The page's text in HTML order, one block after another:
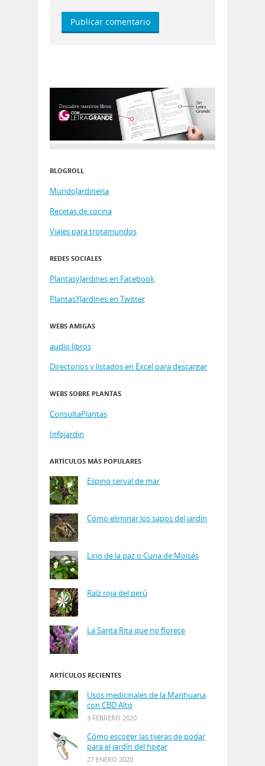
BLOGROLL
MundoJardineria
Recetas de cocina
Viajes para trotamundos
REDES SOCIALES
PlantasyJardines en Facebook
PlantasYJardines en Twitter
WEBS AMIGAS
audio libros
Directorios y listados en Excel para descargar
WEBS SOBRE PLANTAS
ConsultaPlantas
Infojardin
ARTÍCULOS MÁS POPULARES
Espino cerval de mar
Cómo eliminar los sapos del jardín
Lirio de la paz o Cuna de Moisés
Raíz roja del perú
La Santa Rita que no florece
ARTÍCULOS RECIENTES
Usos medicinales de la Marihuana
con CBD Alto
3 FEBRERO 2020
Cómo escoger las tijeras de podar
para el jardín del hogar
27 ENERO 2020